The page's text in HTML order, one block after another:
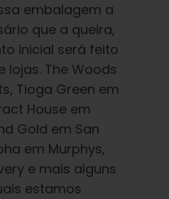
embalagem a
que a queira,
inicial será feito
lojas. The Woods
Tioga Green em
House em
Gold em San
em Murphys,
e mais alguns
estamos